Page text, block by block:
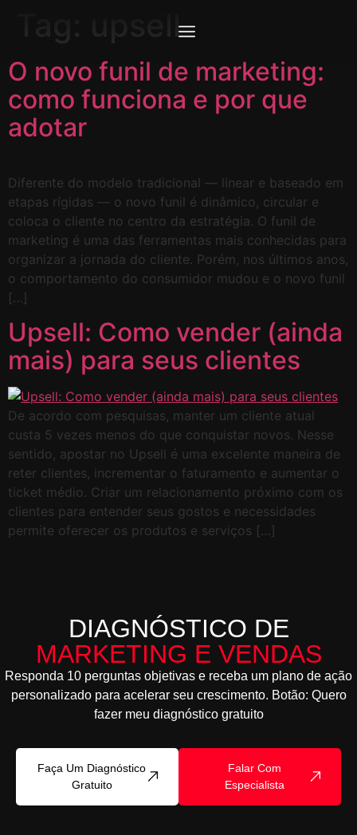
upsell
O novo funil de marketing:
como funciona e por que
adotar
Diferente do modelo tradicional — linear e baseado em
etapas rígidas — o novo funil é dinâmico, circular e
coloca o cliente no centro da estratégia. O funil de
marketing é uma das ferramentas mais conhecidas para
organizar a jornada do cliente. Porém, nos últimos anos,
o comportamento do consumidor mudou e o novo funil
[…]
Upsell: Como vender (ainda
mais) para seus clientes
De acordo com pesquisas, manter um cliente atual
custa 5 vezes menos do que conquistar novos. Nesse
sentido, apostar no Upsell é uma excelente maneira de
reter clientes, incrementar o faturamento e aumentar o
ticket médio. Criar um relacionamento próximo com os
clientes para entender seus gostos e necessidades
permite oferecer os produtos e serviços […]
DIAGNÓSTICO DE
MARKETING E VENDAS
Responda 10 perguntas objetivas e receba um plano de ação
personalizado para acelerar seu crescimento. Botão: Quero
fazer meu diagnóstico gratuito
Faça Um Diagnóstico
Gratuito
Falar Com
Especialista